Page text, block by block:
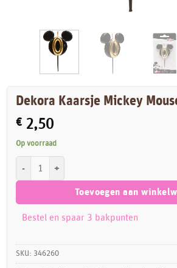
Dekora Kaarsje Mickey
€ 2,50
Op voorraad
Toevoegen aan
Bestel en spaar 3 bakpunten
SKU: 346260